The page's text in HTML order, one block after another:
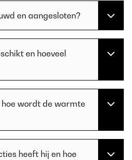
en aangesloten?
en hoeveel
wordt de warmte
heeft hij en hoe